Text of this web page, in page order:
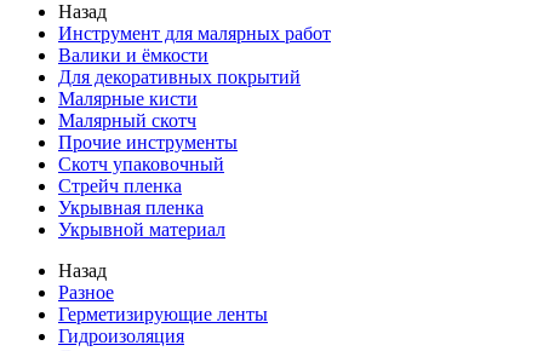
Назад
Инструмент для малярных работ
Валики и ёмкости
Для декоративных покрытий
Малярные кисти
Малярный скотч
Прочие инструменты
Скотч упаковочный
Стрейч пленка
Укрывная пленка
Укрывной материал
Назад
Разное
Герметизирующие ленты
Гидроизоляция